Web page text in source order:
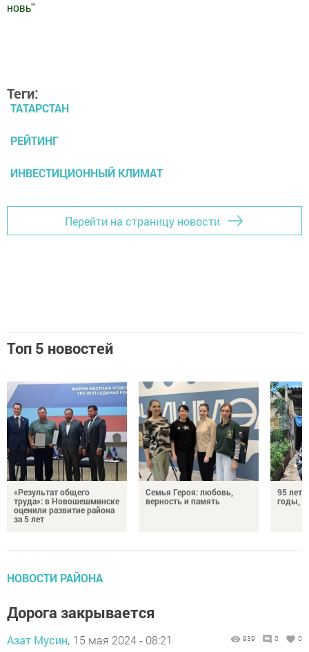
новь"
Теги:
ТАТАРСТАН
РЕЙТИНГ
ИНВЕСТИЦИОННЫЙ КЛИМАТ
Перейти на страницу новости
Топ 5 новостей
«Результат общего
труда»: в Новошешминске
оценили развитие района
за 5 лет
Семья Героя: любовь,
верность и память
95 лет
годы,
НОВОСТИ РАЙОНА
Дорога закрывается
Азат Мусин, 15 мая 2024 - 08:21 939 0 0